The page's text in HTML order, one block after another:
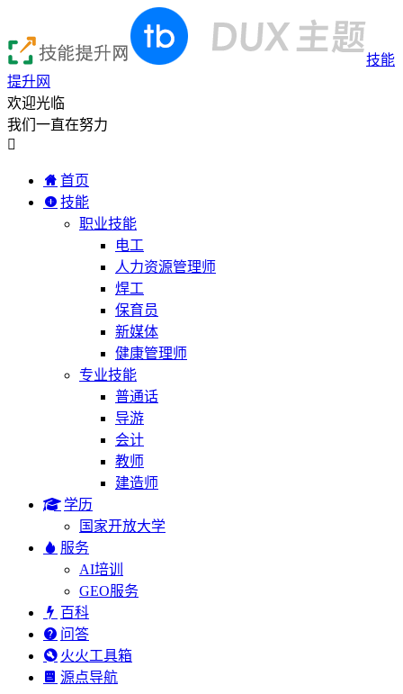
技能
提升网
欢迎光临
我们一直在努力

首页
技能
职业技能
电工
人力资源管理师
焊工
保育员
新媒体
健康管理师
专业技能
普通话
导游
会计
教师
建造师
学历
国家开放大学
服务
AI培训
GEO服务
百科
问答
火火工具箱
源点导航